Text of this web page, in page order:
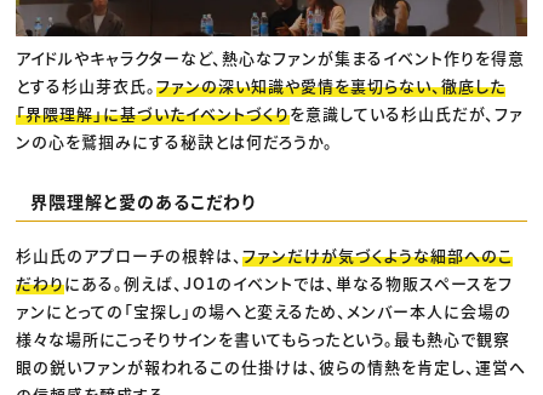
アイドルやキャラクターなど、熱心なファンが集まるイベント作りを得意
とする杉山芽衣氏。ファンの深い知識や愛情を裏切らない、徹底した
「界隈理解」に基づいたイベントづくりを意識している杉山氏だが、ファ
ンの心を鷲掴みにする秘訣とは何だろうか。
界隈理解と愛のあるこだわり
杉山氏のアプローチの根幹は、ファンだけが気づくような細部へのこ
だわりにある。例えば、JO1のイベントでは、単なる物販スペースをフ
ァンにとっての「宝探し」の場へと変えるため、メンバー本人に会場の
様々な場所にこっそりサインを書いてもらったという。最も熱心で観察
眼の鋭いファンが報われるこの仕掛けは、彼らの情熱を肯定し、運営へ